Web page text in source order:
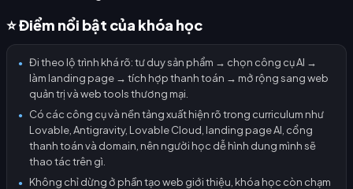
⭐ Điểm nổi bật của khóa học
●
Đi theo lộ trình khá rõ: tư duy sản phẩm → chọn công cụ AI →
làm landing page → tích hợp thanh toán → mở rộng sang web
quản trị và web tools thương mại.
●
Có các công cụ và nền tảng xuất hiện rõ trong curriculum như
Lovable, Antigravity, Lovable Cloud, landing page AI, cổng
thanh toán và domain, nên người học dễ hình dung mình sẽ
thao tác trên gì.
●
Không chỉ dừng ở phần tạo web giới thiệu, khóa học còn chạm